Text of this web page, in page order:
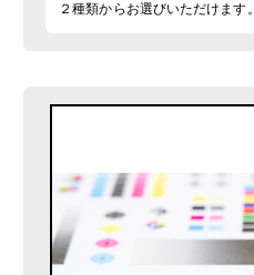
２種類からお選びいただけます。